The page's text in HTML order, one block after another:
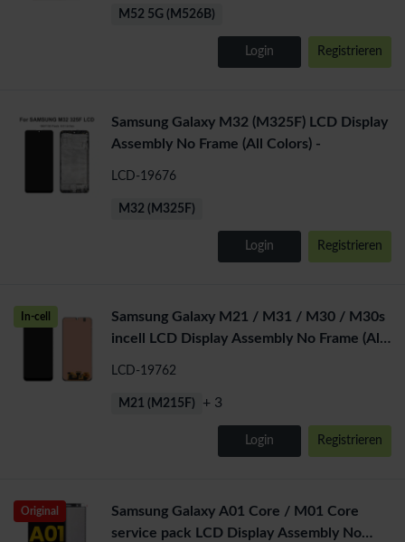
M52 5G (M526B)
Login Registrieren
Samsung Galaxy M32 (M325F) LCD Display
Assembly No Frame (All Colors) -
LCD-19676
M32 (M325F)
Login Registrieren
In-cell
Samsung Galaxy M21 / M31 / M30 / M30s
incell LCD Display Assembly No Frame (All
LCD-19762
M21 (M215F) + 3
Login Registrieren
Original
Samsung Galaxy A01 Core / M01 Core
service pack LCD Display Assembly No